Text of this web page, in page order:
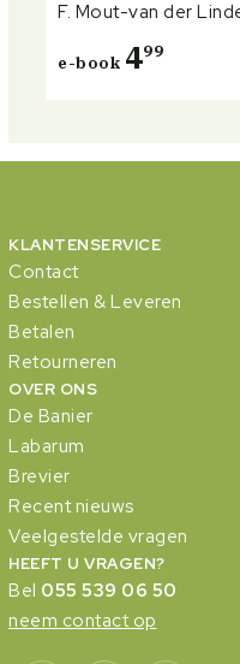
F. Mout-van der
e-book 499
KLANTENSERVICE
Contact
Bestellen & Leveren
Betalen
Retourneren
OVER ONS
De Banier
Labarum
Brevier
Recent nieuws
Veelgestelde vragen
HEEFT U VRAGEN?
Bel 055 539 06 50
neem contact op